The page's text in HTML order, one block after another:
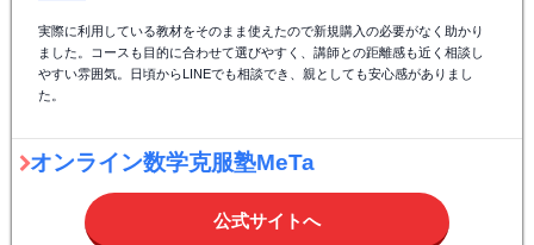
実際に利用している教材をそのまま使えたので新規購入の必要がなく助かり
ました。コースも目的に合わせて選びやすく、講師との距離感も近く相談し
やすい雰囲気。日頃からLINEでも相談でき、親としても安心感がありまし
た。
オンライン数学克服塾MeTa
公式サイトへ